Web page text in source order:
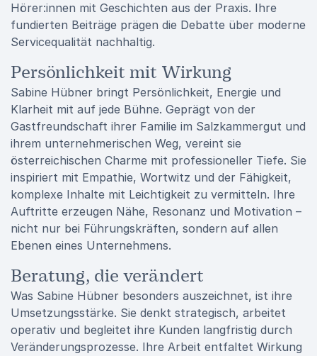
Hörer:innen mit Geschichten aus der Praxis. Ihre
fundierten Beiträge prägen die Debatte über moderne
Servicequalität nachhaltig.
Persönlichkeit mit Wirkung
Sabine Hübner bringt Persönlichkeit, Energie und
Klarheit mit auf jede Bühne. Geprägt von der
Gastfreundschaft ihrer Familie im Salzkammergut und
ihrem unternehmerischen Weg, vereint sie
österreichischen Charme mit professioneller Tiefe. Sie
inspiriert mit Empathie, Wortwitz und der Fähigkeit,
komplexe Inhalte mit Leichtigkeit zu vermitteln. Ihre
Auftritte erzeugen Nähe, Resonanz und Motivation –
nicht nur bei Führungskräften, sondern auf allen
Ebenen eines Unternehmens.
Beratung, die verändert
Was Sabine Hübner besonders auszeichnet, ist ihre
Umsetzungsstärke. Sie denkt strategisch, arbeitet
operativ und begleitet ihre Kunden langfristig durch
Veränderungsprozesse. Ihre Arbeit entfaltet Wirkung